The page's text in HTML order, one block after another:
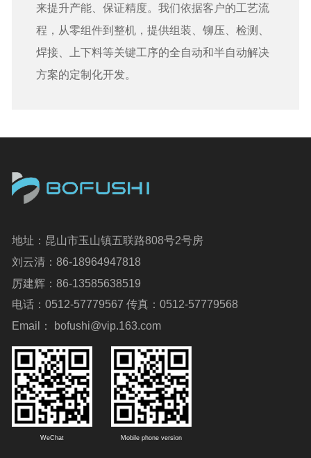
来提升产能、保证精度。我们依据客户的工艺流
程，从零组件到整机，提供组装、铆压、检测、
焊接、上下料等关键工序的全自动和半自动解决
方案的定制化开发。
地址：昆山市玉山镇五联路808号2号房
刘云清：86-18964947818
厉建辉：86-13585638519
电话：0512-57779567 传真：0512-57779568
Email： bofushi@vip.163.com
WeChat Mobile phone version